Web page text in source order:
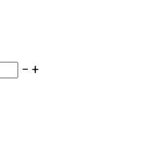
− +